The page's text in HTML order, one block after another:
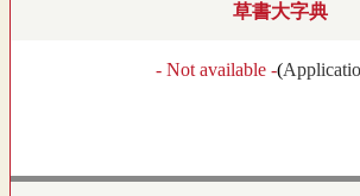
草書大字典
- Not available -(